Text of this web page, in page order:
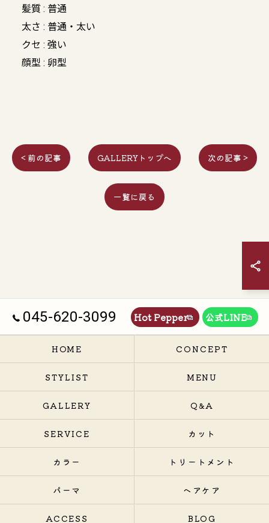
髪質 : 普通
太さ : 普通・太い
クセ : 強い
顔型 : 卵型
< 前の記事 GALLERYトップへ 次の記事 >
一覧に戻る
045-620-3099 Hot Pepper 公式LINE
HOME CONCEPT
STYLIST MENU
GALLERY Q&A
SERVICE カット
カラー トリートメント
パーマ ヘアケア
ACCESS BLOG